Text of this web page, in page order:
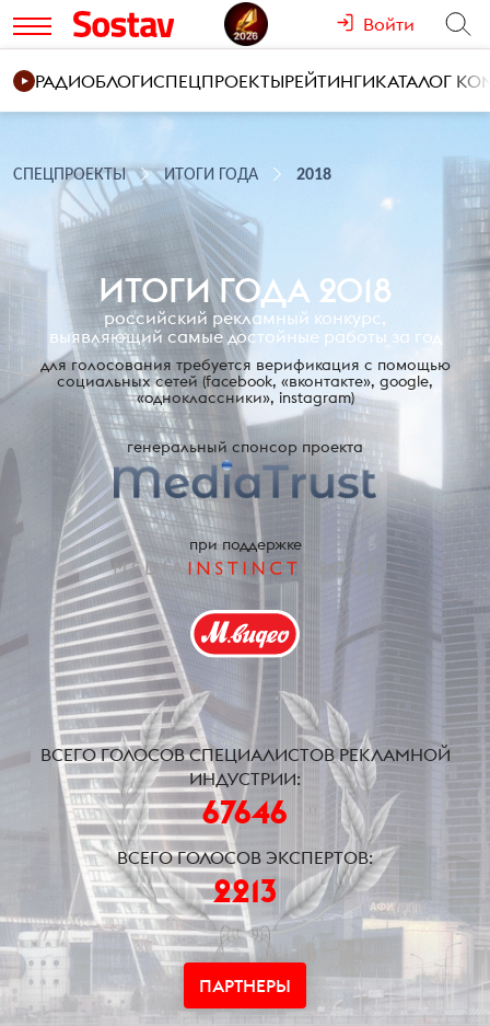
Войти
РАДИОБЛОГИСПЕЦПРОЕКТЫРЕЙТИНГИКАТАЛОГ
СПЕЦПРОЕКТЫ ИТОГИ ГОДА 2018
генеральный спонсор проекта
при поддержке
ВСЕГО ГОЛОСОВ СПЕЦИАЛИСТОВ РЕКЛАМНОЙ
ИНДУСТРИИ:
67646
ВСЕГО ГОЛОСОВ ЭКСПЕРТОВ:
2213
ПАРТНЕРЫ
ИТОГИ ГОДА 2018
российский рекламный конкурс,
выявляющий самые достойные работы за год
для голосования требуется верификация с помощью
социальных сетей (facebook, «вконтакте», google,
«одноклассники», instagram)